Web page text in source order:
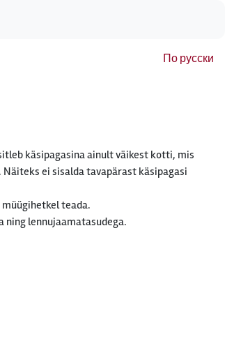
По русски
käsipagasina ainult väikest kotti, mis
ei sisalda tavapärast käsipagasi
teada.
lennujaamatasudega.